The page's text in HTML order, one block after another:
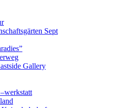
Sept
Gallery